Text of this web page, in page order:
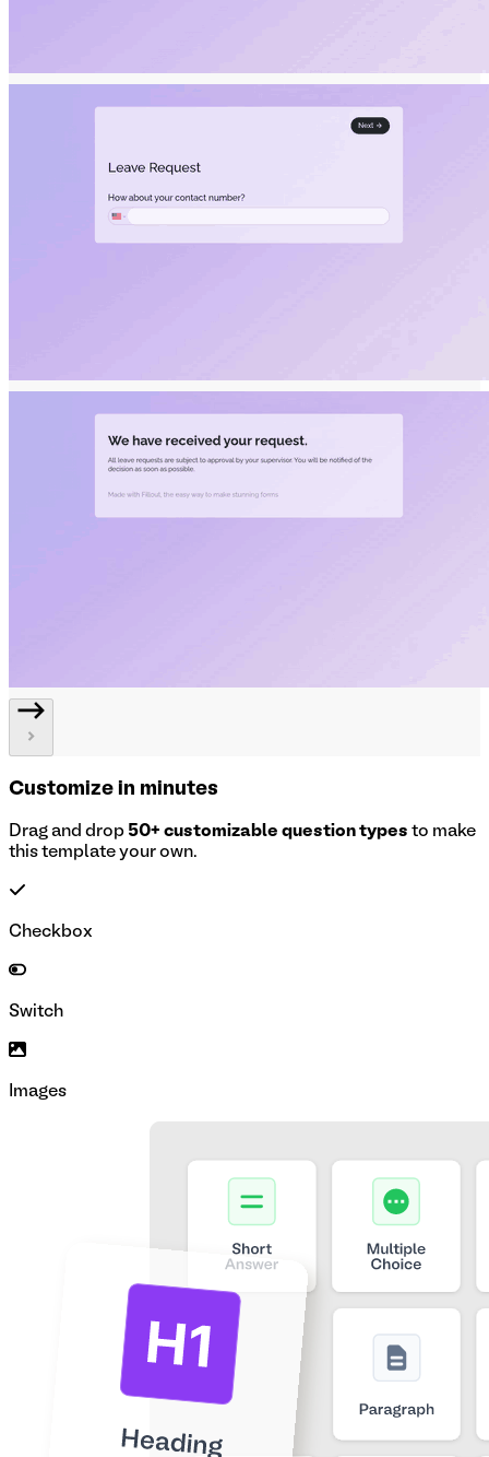
Customize in minutes
Drag and drop 50+ customizable question types to make
this template your own.
Checkbox
Switch
Images